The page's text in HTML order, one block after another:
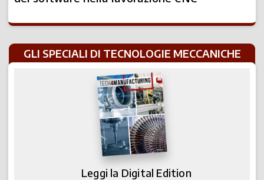
GLI SPECIALI DI TECNOLOGIE MECCANICHE
Leggi la Digital Edition